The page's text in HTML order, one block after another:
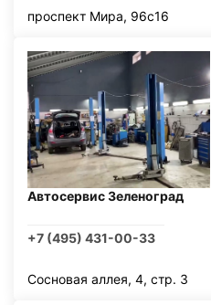
проспект Мира, 96с16
Автосервис Зеленоград
+7 (495) 431-00-33
Сосновая аллея, 4, стр. 3